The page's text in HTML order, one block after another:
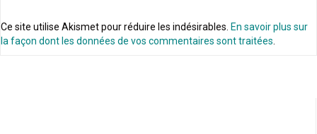
Ce site utilise Akismet pour réduire les indésirables. En savoir plus sur
la façon dont les données de vos commentaires sont traitées